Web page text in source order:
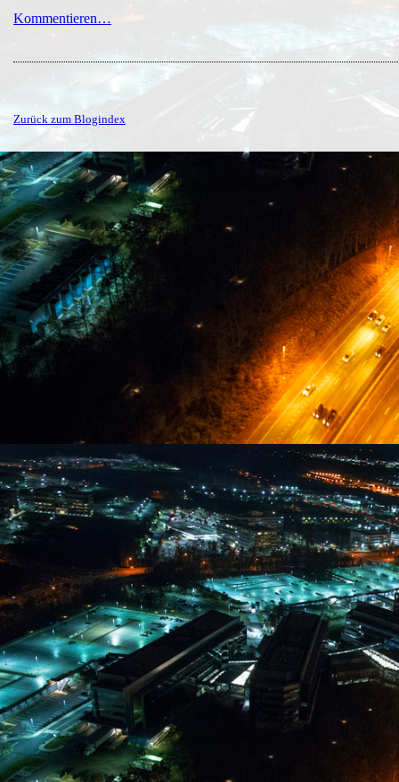
Kommentieren…
Zurück zum Blogindex